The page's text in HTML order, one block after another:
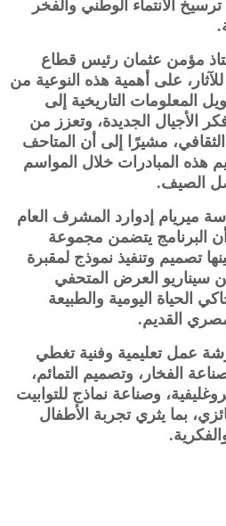
الانتماء الوطني والفخر
مؤمن عثمان رئيس قطاع
على أهمية هذه النوعية من
المعلومات التاريخية إلى
الأجيال الجديدة، وتعزز من
مشيرًا إلى أن المتاحف
هذه المبادرات خلال المواسم
الصيف.
ميريام إدوارد المشرف العام
البرنامج يتضمن مجموعة
تصميم وتنفيذ نموذج لمقبرة
سيناريو العرض المتحفي
الحياة اليومية والطبيعة
القديم.
البرنامج 17 ورشة عمل تعليمية وفنية تغطي
الفخار، وتصميم التمائم،
وصناعة نماذج للتوابيت
بما يثري تجربة الأطفال